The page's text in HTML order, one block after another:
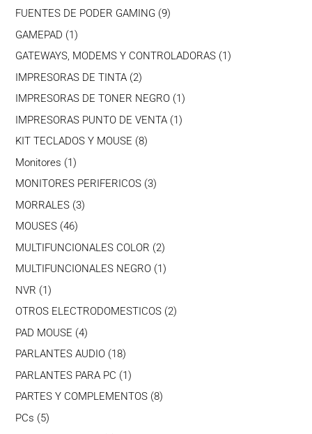
producto
FUENTES DE PODER GAMING 99
GAMEPAD 11
producto
GATEWAYS, MODEMS Y CONTROLADORAS 1 1
IMPRESORAS DE TINTA 22
productos
IMPRESORAS DE TONER NEGRO 1 1
IMPRESORAS PUNTO DE VENTA 11
KIT TECLADOS Y MOUSE 88
Monitores 11
producto
MONITORES PERIFERICOS 33
MORRALES 33
MOUSES 4646
productos
MULTIFUNCIONALES COLOR 22
productos
MULTIFUNCIONALES NEGRO 1 1
NVR 11
producto
OTROS ELECTRODOMESTICOS 22
PAD MOUSE 44
productos
PARLANTES AUDIO 1818
productos
PARLANTES PARA PC 11
producto
PARTES Y COMPLEMENTOS 88
PCs 55